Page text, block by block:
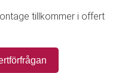
tillkommer i offert